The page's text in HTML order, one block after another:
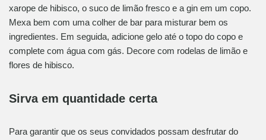
xarope de hibisco, o suco de limão fresco e a gin em um copo.
Mexa bem com uma colher de bar para misturar bem os
ingredientes. Em seguida, adicione gelo até o topo do copo e
complete com água com gás. Decore com rodelas de limão e
flores de hibisco.
Sirva em quantidade certa
Para garantir que os seus convidados possam desfrutar do